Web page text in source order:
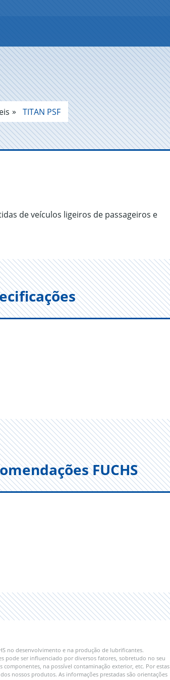
TITAN PSF
de veículos ligeiros de passageiros e
FUCHS
no desenvolvimento e na produção de lubrificantes.
pode ser influenciado por diversos fatores, sobretudo no seu
na possível contaminação exterior, etc. Por estas
nossos produtos. As informações prestadas são orientações